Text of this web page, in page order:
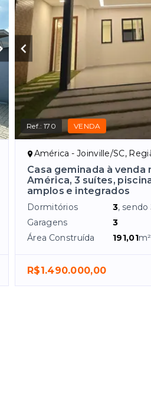
Ref.:170 VENDA
América - Joinville/SC,
Casa geminada à venda
América, 3 suítes,
amplos e integrados
Dormitórios 3, sendo
Garagens
3
Área Construída
191,01m²
R$1.490.000,00